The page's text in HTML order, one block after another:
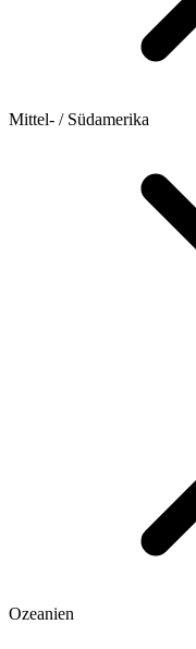
Mittel- / Südamerika
Ozeanien